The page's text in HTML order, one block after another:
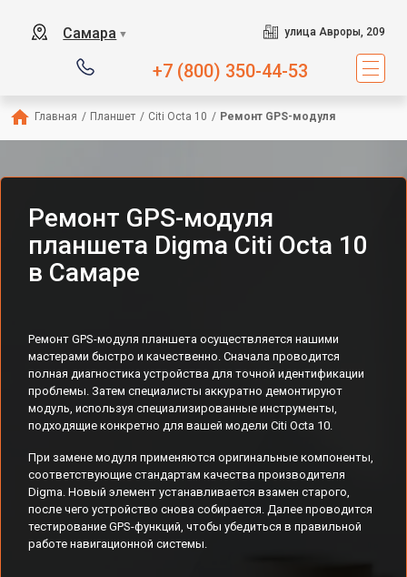
Самара ▼ улица Авроры, 209
+7 (800) 350-44-53
Главная / Планшет / Citi Octa 10 / Ремонт GPS-модуля
Ремонт GPS-модуля
планшета Digma Citi Octa 10
в Самаре
Ремонт GPS-модуля планшета осуществляется нашими
мастерами быстро и качественно. Сначала проводится
полная диагностика устройства для точной идентификации
проблемы. Затем специалисты аккуратно демонтируют
модуль, используя специализированные инструменты,
подходящие конкретно для вашей модели Citi Octa 10.
При замене модуля применяются оригинальные компоненты,
соответствующие стандартам качества производителя
Digma. Новый элемент устанавливается взамен старого,
после чего устройство снова собирается. Далее проводится
тестирование GPS-функций, чтобы убедиться в правильной
работе навигационной системы.